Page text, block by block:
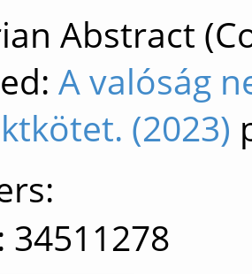
Abstract
A valóság
(2023)
34511278